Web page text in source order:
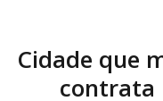
Cidade que
contrata